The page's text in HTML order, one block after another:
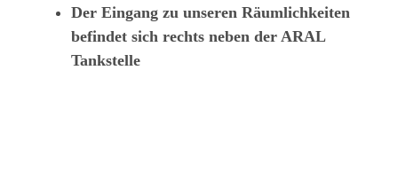
Der Eingang zu unseren Räumlichkeiten
befindet sich rechts neben der ARAL
Tankstelle